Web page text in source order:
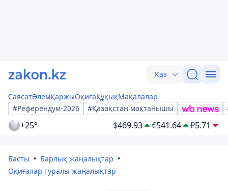
Қаз
СаясатӘлемҚаржыОқиғаҚұқықМақалалар
#Референдум-2026
#Қазақстан мақтанышы
+25° $469.93 €541.64 ₽5.71
Басты
Барлық жаңалықтар
Оқиғалар туралы жаңалықтар